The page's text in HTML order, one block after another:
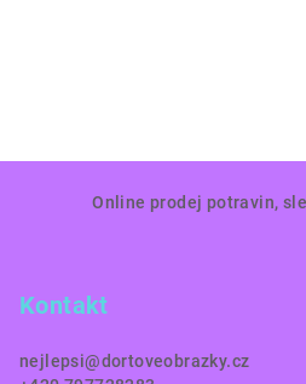
Online prodej potravin,
Kontakt
nejlepsi@dortoveobrazky.cz